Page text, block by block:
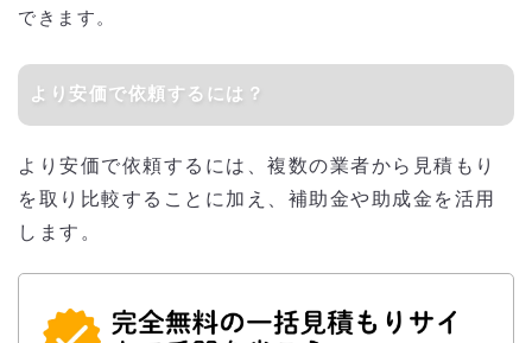
できます。
より安価で依頼するには？
より安価で依頼するには、複数の業者から見積もり
を取り比較することに加え、補助金や助成金を活用
します。